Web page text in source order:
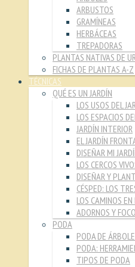
ARBUSTOS
GRAMÍNEAS
HERBÁCEAS
TREPADORAS
PLANTAS NATIVAS DE
FICHAS DE PLANTAS A-Z
TÉCNICAS
QUÉ ES UN JARDÍN
LOS USOS DEL
LOS ESPACIOS
JARDÍN INTERIOR
EL JARDÍN
DISEÑAR MI
LOS CERCOS
DISEÑAR Y
CÉSPED: LOS
LOS CAMINOS EN
ADORNOS Y
PODA
PODA DE
PODA:
TIPOS DE PODA